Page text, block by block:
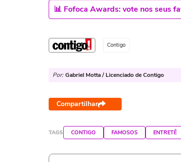
📊 Fofoca Awards: vote nos seus
Contigo
Por: Gabriel Motta / Licenciado de Contigo
Compartilhar
TAGS CONTIGO FAMOSOS ENTRETÊ